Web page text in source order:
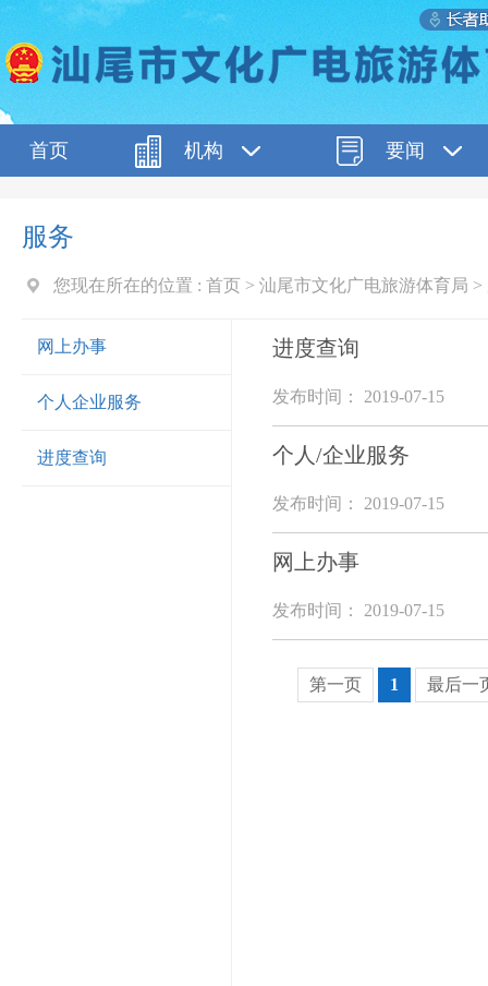
首页 机构 要闻
服务
您现在所在的位置 : 首页 > 汕尾市文化广电旅游体育局 >
网上办事
个人企业服务
进度查询
进度查询
发布时间： 2019-07-15
个人/企业服务
发布时间： 2019-07-15
网上办事
发布时间： 2019-07-15
第一页 1 最后一